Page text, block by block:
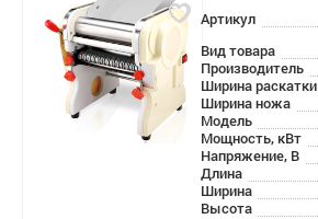
Артикул
Вид товара
Производитель
Ширина раскатки
Ширина ножа
Модель
Мощность, кВт
Напряжение, В
Длина
Ширина
Высота